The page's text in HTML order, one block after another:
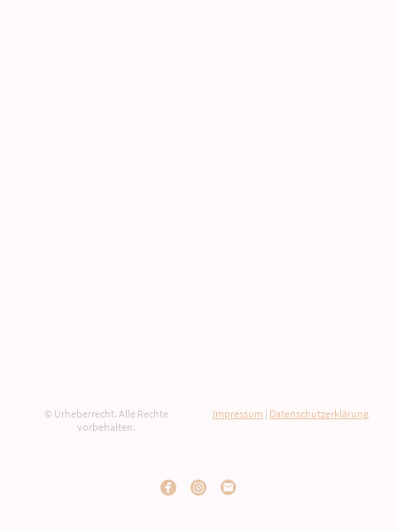
© Urheberrecht. Alle Rechte
vorbehalten.
Impressum | Datenschutzerklärung